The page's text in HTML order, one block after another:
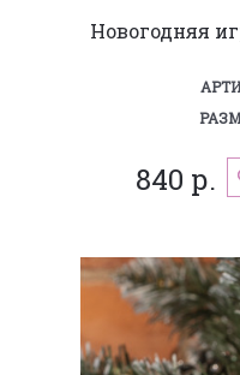
Новогодняя
840 р.